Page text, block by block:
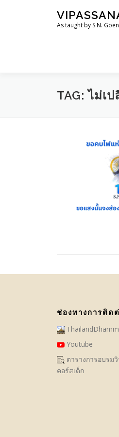
As taught by S.N.
TAG:ไม่เ
ช่องทางการติด
Youtube
ตารางการอบรม
คอร์สเด็ก